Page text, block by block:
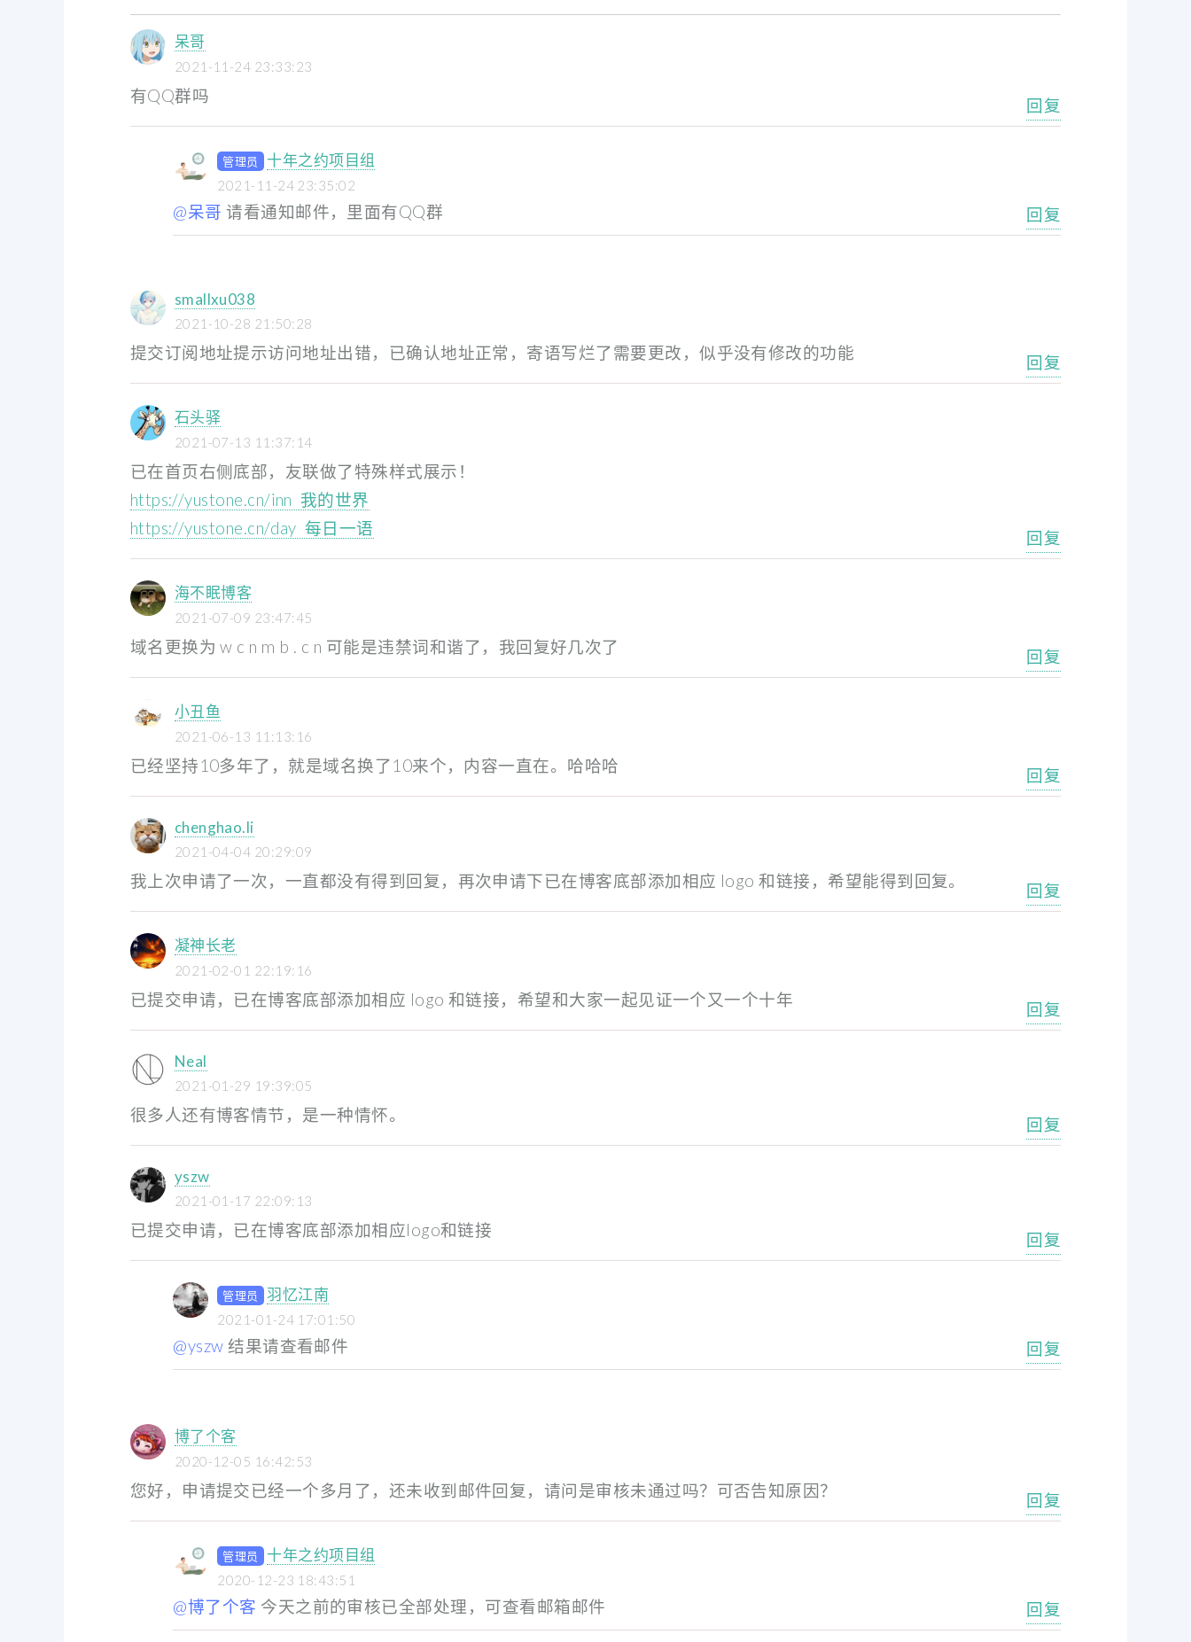
呆哥
2021-11-24 23:33:23
有QQ群吗 回复
管理员 十年之约项目组
2021-11-24 23:35:02
@呆哥 请看通知邮件，里面有QQ群 回复
smallxu038
2021-10-28 21:50:28
提交订阅地址提示访问地址出错，已确认地址正常，寄语写烂了需要更改，似乎没有修改的功能 回复
石头驿
2021-07-13 11:37:14
已在首页右侧底部，友联做了特殊样式展示！
https://yustone.cn/inn 我的世界
https://yustone.cn/day 每日一语
回复
海不眠博客
2021-07-09 23:47:45
域名更换为 w c n m b . c n 可能是违禁词和谐了，我回复好几次了 回复
小丑鱼
2021-06-13 11:13:16
已经坚持10多年了，就是域名换了10来个，内容一直在。哈哈哈 回复
chenghao.li
2021-04-04 20:29:09
我上次申请了一次，一直都没有得到回复，再次申请下已在博客底部添加相应 logo 和链接，希望能得到回复。 回复
凝神长老
2021-02-01 22:19:16
已提交申请，已在博客底部添加相应 logo 和链接，希望和大家一起见证一个又一个十年 回复
Neal
2021-01-29 19:39:05
很多人还有博客情节，是一种情怀。 回复
yszw
2021-01-17 22:09:13
已提交申请，已在博客底部添加相应logo和链接 回复
管理员 羽忆江南
2021-01-24 17:01:50
@yszw 结果请查看邮件 回复
博了个客
2020-12-05 16:42:53
您好，申请提交已经一个多月了，还未收到邮件回复，请问是审核未通过吗？可否告知原因？ 回复
管理员 十年之约项目组
2020-12-23 18:43:51
@博了个客 今天之前的审核已全部处理，可查看邮箱邮件 回复